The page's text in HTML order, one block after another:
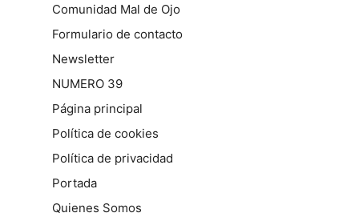
Comunidad Mal de Ojo
Formulario de contacto
Newsletter
NUMERO 39
Página principal
Política de cookies
Política de privacidad
Portada
Quienes Somos